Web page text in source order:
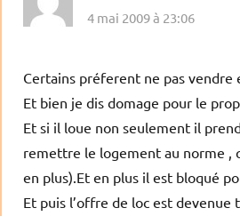
4 mai 2009 à 23:06
Certains préferent ne pas vendre
Et bien je dis domage pour le
Et si il loue non seulement il
remettre le logement au norme ,
en plus).Et en plus il est bloqué
Et puis l’offre de loc est devenue